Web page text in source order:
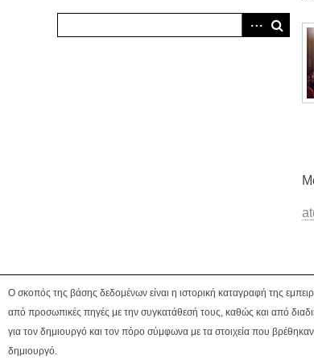
Ο σκοπός της βάσης δεδομένων είναι η ιστορική καταγραφή της
από προσωπικές πηγές με την συγκατάθεσή τους, καθώς και από
για τον δημιουργό και τον πόρο σύμφωνα με τα στοιχεία που
δημιουργό.